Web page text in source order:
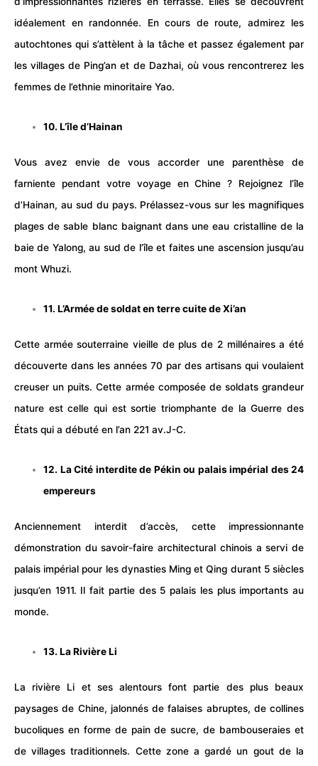
idéalement en randonnée. En cours de route, admirez les
autochtones qui s’attèlent à la tâche et passez également par
les villages de Ping’an et de Dazhai, où vous rencontrerez les
femmes de l’ethnie minoritaire Yao.
10. L’île d’Hainan
Vous avez envie de vous accorder une parenthèse de
farniente pendant votre voyage en Chine ? Rejoignez l’île
d’Hainan, au sud du pays. Prélassez-vous sur les magnifiques
plages de sable blanc baignant dans une eau cristalline de la
baie de Yalong, au sud de l’île et faites une ascension jusqu’au
mont Whuzi.
11. L’Armée de soldat en terre cuite de Xi’an
Cette armée souterraine vieille de plus de 2 millénaires a été
découverte dans les années 70 par des artisans qui voulaient
creuser un puits. Cette armée composée de soldats grandeur
nature est celle qui est sortie triomphante de la Guerre des
États qui a débuté en l’an 221 av.J-C.
12. La Cité interdite de Pékin ou palais impérial des 24
empereurs
Anciennement interdit d’accès, cette impressionnante
démonstration du savoir-faire architectural chinois a servi de
palais impérial pour les dynasties Ming et Qing durant 5 siècles
jusqu’en 1911. Il fait partie des 5 palais les plus importants au
monde.
13. La Rivière Li
La rivière Li et ses alentours font partie des plus beaux
paysages de Chine, jalonnés de falaises abruptes, de collines
bucoliques en forme de pain de sucre, de bambouseraies et
de villages traditionnels. Cette zone a gardé un gout de la